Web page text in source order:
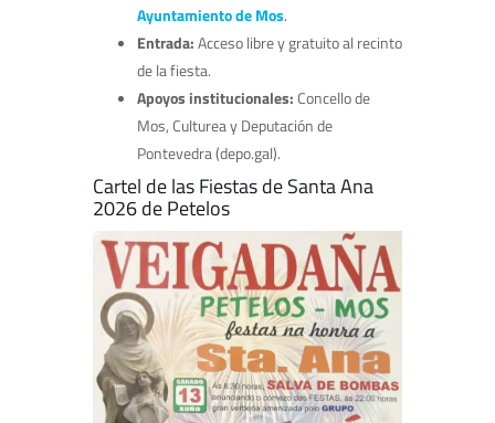
Ayuntamiento de Mos.
Entrada:Acceso libre y gratuito al recinto
de la fiesta.
Apoyos institucionales:Concello de
Mos, Culturea y Deputación de
Pontevedra (depo.gal).
Cartel de las Fiestas de Santa Ana
2026 de Petelos